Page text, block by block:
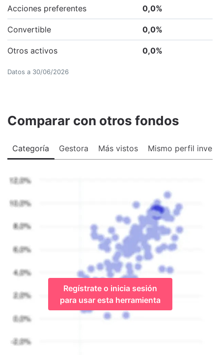
Acciones preferentes 0,0%
Convertible 0,0%
Otros activos 0,0%
Datos a 30/06/2026
Comparar con otros fondos
Categoría Gestora Más vistos Mismo perfil
Regístrate o inicia sesión
para usar esta herramienta